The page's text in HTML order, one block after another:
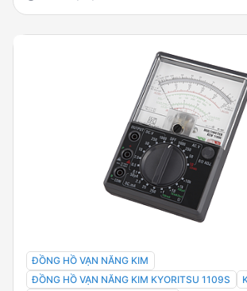
thuật. Sản phẩm có nguồn gốc từ
bật với thiết kế nhỏ gọn và phụ
ĐỒNG HỒ VẠN NĂNG KIM
ĐỒNG HỒ VẠN NĂNG KIM KYORITSU 1109S